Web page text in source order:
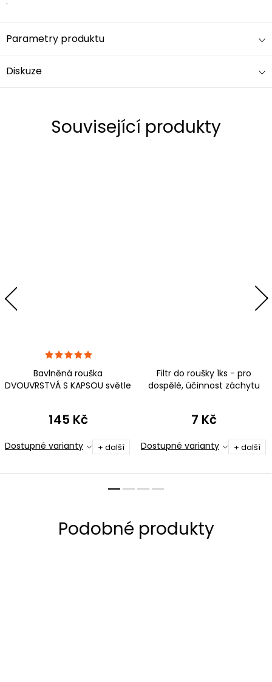
Parametry produktu
Diskuze
Související produkty
Bavlněná rouška
DVOUVRSTVÁ S KAPSOU světle
145 Kč
Dostupné varianty + další
Filtr do roušky 1ks - pro
dospělé, účinnost záchytu
7 Kč
Dostupné varianty + další